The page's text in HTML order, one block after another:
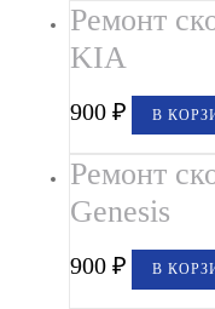
Ремонт
KIA
900₽ В
Ремонт
Genesis
900₽ В